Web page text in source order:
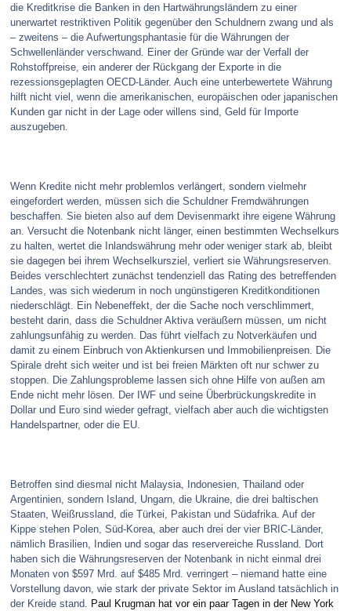
die Kreditkrise die Banken in den Hartwährungsländern zu einer
unerwartet restriktiven Politik gegenüber den Schuldnern zwang und als
– zweitens – die Aufwertungsphantasie für die Währungen der
Schwellenländer verschwand. Einer der Gründe war der Verfall der
Rohstoffpreise, ein anderer der Rückgang der Exporte in die
rezessionsgeplagten OECD-Länder. Auch eine unterbewertete Währung
hilft nicht viel, wenn die amerikanischen, europäischen oder japanischen
Kunden gar nicht in der Lage oder willens sind, Geld für Importe
auszugeben.
Wenn Kredite nicht mehr problemlos verlängert, sondern vielmehr
eingefordert werden, müssen sich die Schuldner Fremdwährungen
beschaffen. Sie bieten also auf dem Devisenmarkt ihre eigene Währung
an. Versucht die Notenbank nicht länger, einen bestimmten Wechselkurs
zu halten, wertet die Inlandswährung mehr oder weniger stark ab, bleibt
sie dagegen bei ihrem Wechselkursziel, verliert sie Währungsreserven.
Beides verschlechtert zunächst tendenziell das Rating des betreffenden
Landes, was sich wiederum in noch ungünstigeren Kreditkonditionen
niederschlägt. Ein Nebeneffekt, der die Sache noch verschlimmert,
besteht darin, dass die Schuldner Aktiva veräußern müssen, um nicht
zahlungsunfähig zu werden. Das führt vielfach zu Notverkäufen und
damit zu einem Einbruch von Aktienkursen und Immobilienpreisen. Die
Spirale dreht sich weiter und ist bei freien Märkten oft nur schwer zu
stoppen. Die Zahlungsprobleme lassen sich ohne Hilfe von außen am
Ende nicht mehr lösen. Der IWF und seine Überbrückungskredite in
Dollar und Euro sind wieder gefragt, vielfach aber auch die wichtigsten
Handelspartner, oder die EU.
Betroffen sind diesmal nicht Malaysia, Indonesien, Thailand oder
Argentinien, sondern Island, Ungarn, die Ukraine, die drei baltischen
Staaten, Weißrussland, die Türkei, Pakistan und Südafrika. Auf der
Kippe stehen Polen, Süd-Korea, aber auch drei der vier BRIC-Länder,
nämlich Brasilien, Indien und sogar das reservereiche Russland. Dort
haben sich die Währungsreserven der Notenbank in nicht einmal drei
Monaten von $597 Mrd. auf $485 Mrd. verringert – niemand hatte eine
Vorstellung davon, wie stark der private Sektor im Ausland tatsächlich in
der Kreide stand. Paul Krugman hat vor ein paar Tagen in der New York